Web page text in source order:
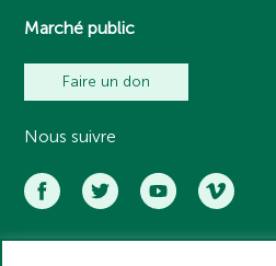
Marché public
Faire un don
Nous suivre